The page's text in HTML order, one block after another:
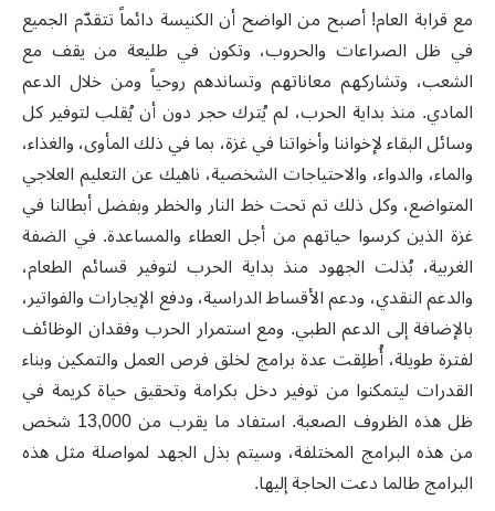
مع قرابة العام! أصبح من الواضح أن الكنيسة دائماً تتقدّم الجميع
في ظل الصراعات والحروب، وتكون في طليعة من يقف مع
الشعب، وتشاركهم معاناتهم وتساندهم روحياً ومن خلال الدعم
المادي. منذ بداية الحرب، لم يُترك حجر دون أن يُقلب لتوفير كل
وسائل البقاء لإخواننا وأخواتنا في غزة، بما في ذلك المأوى، والغذاء،
والماء، والدواء، والاحتياجات الشخصية، ناهيك عن التعليم العلاجي
المتواضع، وكل ذلك تم تحت خط النار والخطر وبفضل أبطالنا في
غزة الذين كرسوا حياتهم من أجل العطاء والمساعدة. في الضفة
الغربية، بُذلت الجهود منذ بداية الحرب لتوفير قسائم الطعام،
والدعم النقدي، ودعم الأقساط الدراسية، ودفع الإيجارات والفواتير،
بالإضافة إلى الدعم الطبي. ومع استمرار الحرب وفقدان الوظائف
لفترة طويلة، أُطلِقت عدة برامج لخلق فرص العمل والتمكين وبناء
القدرات ليتمكنوا من توفير دخل بكرامة وتحقيق حياة كريمة في
ظل هذه الظروف الصعبة. استفاد ما يقرب من 13,000 شخص
من هذه البرامج المختلفة، وسيتم بذل الجهد لمواصلة مثل هذه
البرامج طالما دعت الحاجة إليها.